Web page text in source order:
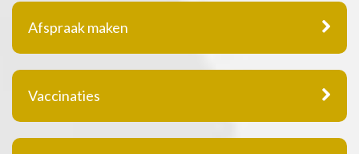
Afspraak maken
Vaccinaties